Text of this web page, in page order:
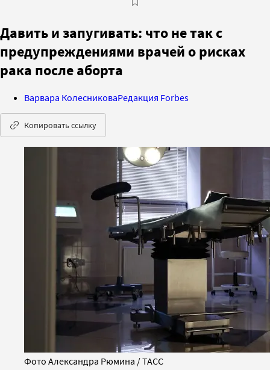
Давить и запугивать: что не так с
предупреждениями врачей о рисках
рака после аборта
Варвара КолесниковаРедакция Forbes
Копировать ссылку
Фото Александра Рюмина / ТАСС